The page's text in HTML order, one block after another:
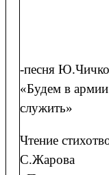
-песня
«Будем в армии
служить»
Чтение
С.Жарова